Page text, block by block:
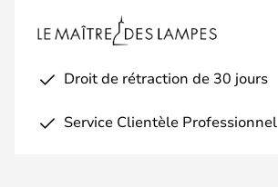
Droit de rétraction de 30 jours
Service Clientèle Professionnel